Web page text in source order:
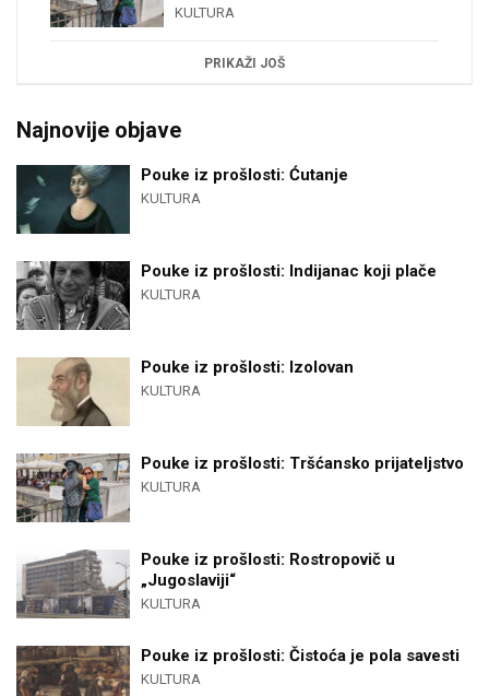
KULTURA
PRIKAŽI JOŠ
Najnovije objave
Pouke iz prošlosti: Ćutanje
KULTURA
Pouke iz prošlosti: Indijanac koji plače
KULTURA
Pouke iz prošlosti: Izolovan
KULTURA
Pouke iz prošlosti: Tršćansko prijateljstvo
KULTURA
Pouke iz prošlosti: Rostropovič u
„Jugoslaviji“
KULTURA
Pouke iz prošlosti: Čistoća je pola savesti
KULTURA